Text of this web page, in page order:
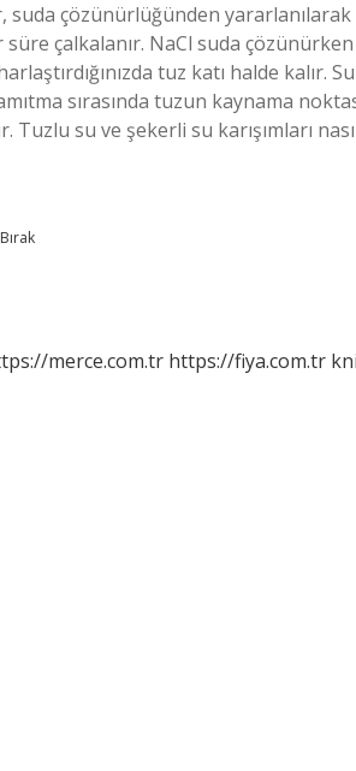
suda çözünürlüğünden yararlanılarak
çalkalanır. NaCl suda çözünürken
tuz katı halde kalır.
sırasında tuzun kaynama
su ve şekerli su karışımları
merce.com.tr https://fiya.com.tr